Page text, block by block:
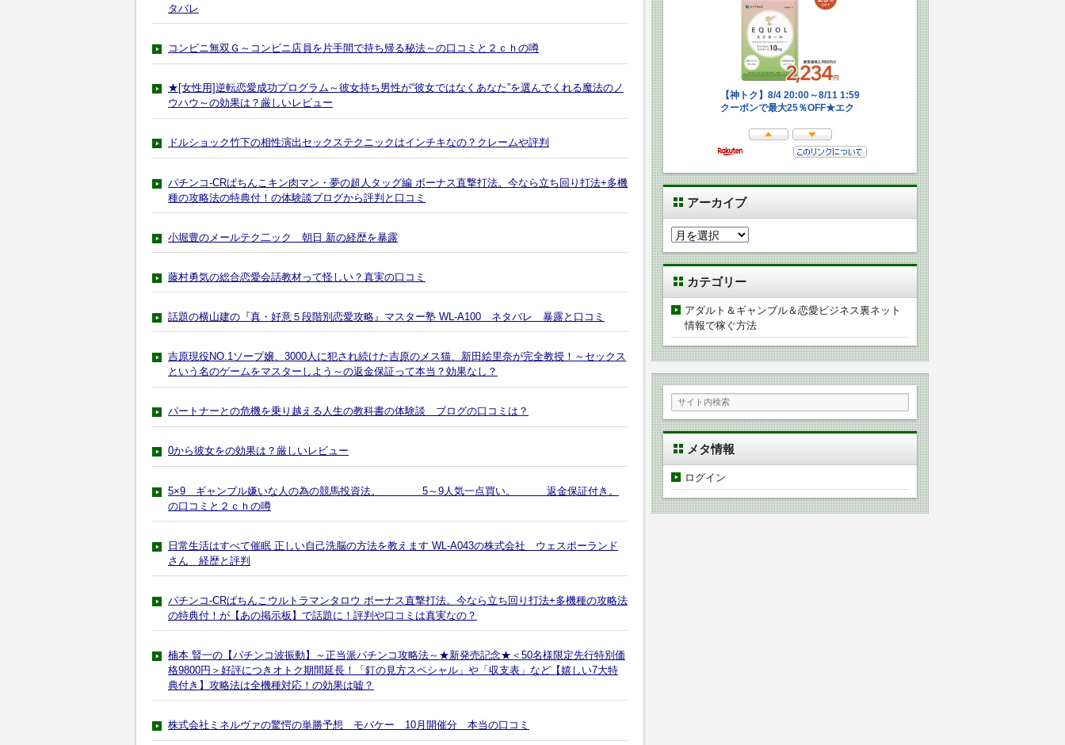
タバレ
コンビニ無双Ｇ～コンビニ店員を片手間で持ち帰る秘法～の口コミと２ｃｈの噂
★[女性用]逆転恋愛成功プログラム～彼女持ち男性が“彼女ではなくあなた”を選んでくれる魔法のノ
ウハウ～の効果は？厳しいレビュー
ドルショック竹下の相性演出セックステクニックはインチキなの？クレームや評判
パチンコ-CRぱちんこキン肉マン・夢の超人タッグ編 ボーナス直撃打法。今なら立ち回り打法+多機
種の攻略法の特典付！の体験談ブログから評判と口コミ
小堀豊のメールテク二ック 朝日 新の経歴を暴露
藤村勇気の総合恋愛会話教材って怪しい？真実の口コミ
話題の横山建の『真・好意５段階別恋愛攻略』マスター塾 WL-A100 ネタバレ 暴露と口コミ
吉原現役NO.1ソープ嬢、3000人に犯され続けた吉原のメス猫、新田絵里奈が完全教授！～セックス
という名のゲームをマスターしよう～の返金保証って本当？効果なし？
パートナーとの危機を乗り越える人生の教科書の体験談 ブログの口コミは？
0から彼女をの効果は？厳しいレビュー
5×9 ギャンブル嫌いな人の為の競馬投資法。 5～9人気一点買い。 返金保証付き。
の口コミと２ｃｈの噂
日常生活はすべて催眠 正しい自己洗脳の方法を教えます WL-A043の株式会社 ウェスポーランド
さん 経歴と評判
パチンコ-CRぱちんこウルトラマンタロウ ボーナス直撃打法。今なら立ち回り打法+多機種の攻略法
の特典付！が【あの掲示板】で話題に！評判や口コミは真実なの？
楠本 賢一の【パチンコ波振動】～正当派パチンコ攻略法～★新発売記念★＜50名様限定先行特別価
格9800円＞好評につきオトク期間延長！「釘の見方スペシャル」や「収支表」など【嬉しい7大特
典付き】攻略法は全機種対応！の効果は嘘？
株式会社ミネルヴァの驚愕の単勝予想 モバケー 10月開催分 本当の口コミ
アーカイブ
ア
ー
カ
イ
ブ
カテゴリー
アダルト＆ギャンブル＆恋愛ビジネス裏ネット
情報で稼ぐ方法
メタ情報
ログイン